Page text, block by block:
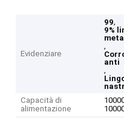
Evidenziare
99,
9%
,
anti
,
Capacità di
alimentazione